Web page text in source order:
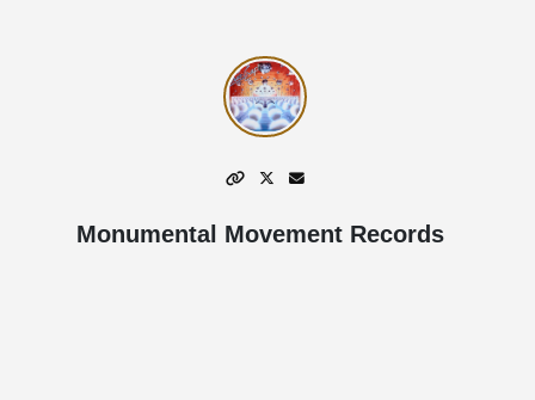
Monumental Movement Records